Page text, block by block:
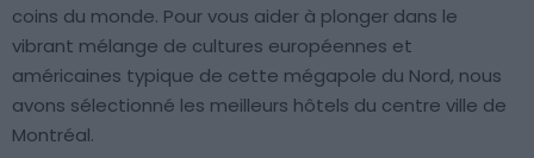
coins du monde. Pour vous aider à plonger dans le
vibrant mélange de cultures européennes et
américaines typique de cette mégapole du Nord, nous
avons sélectionné les meilleurs hôtels du centre ville de
Montréal.